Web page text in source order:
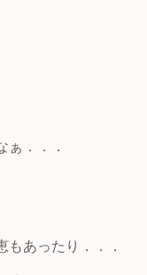
．．．
あったり．．．